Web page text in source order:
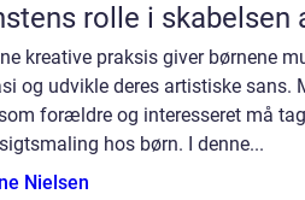
rolle i skabelsen
kreative praksis giver børnene
og udvikle deres artistiske sans.
forældre og interesseret må
hos børn. I denne...
Nielsen